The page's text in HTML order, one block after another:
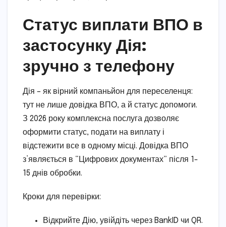
Статус виплати ВПО в
застосунку Дія:
зручно з телефону
Дія – як вірний компаньйон для переселенця:
тут не лише довідка ВПО, а й статус допомоги.
З 2026 року комплексна послуга дозволяє
оформити статус, подати на виплату і
відстежити все в одному місці. Довідка ВПО
з’являється в “Цифрових документах” після 1-
15 днів обробки.
Кроки для перевірки:
Відкрийте Дію, увійдіть через BankID чи QR.